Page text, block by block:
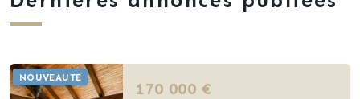
NOUVEAUTÉ
170 000 €